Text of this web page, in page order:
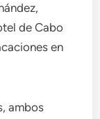
de Cabo
en
ambos